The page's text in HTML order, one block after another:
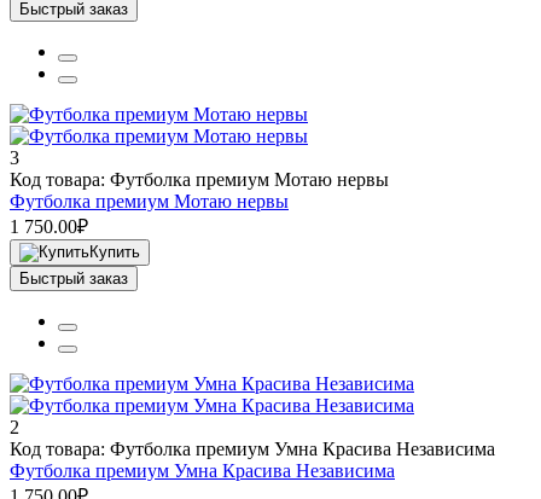
Быстрый заказ
3
Код товара: Футболка премиум Мотаю нервы
Футболка премиум Мотаю нервы
1 750.00₽
Купить
Быстрый заказ
2
Код товара: Футболка премиум Умна Красива Независима
Футболка премиум Умна Красива Независима